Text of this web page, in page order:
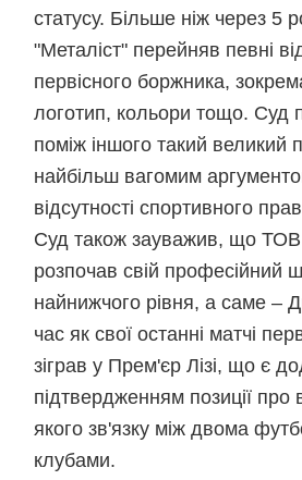
статусу. Більше ніж через 5
"Металіст" перейняв певні
первісного боржника,
логотип, кольори тощо. Суд
поміж іншого такий великий
найбільш вагомим
відсутності спортивного
Суд також зауважив, що
розпочав свій професійний
найнижчого рівня, а саме –
час як свої останні матчі
зіграв у Прем'єр Лізі, що є
підтвердженням позиції про
якого зв'язку між двома
клубами.